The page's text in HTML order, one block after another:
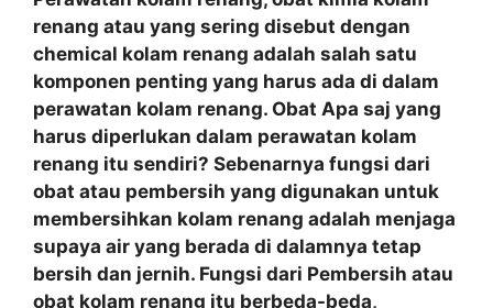
renang atau yang sering disebut dengan
chemical kolam renang adalah salah satu
komponen penting yang harus ada di dalam
perawatan kolam renang. Obat Apa saj yang
harus diperlukan dalam perawatan kolam
renang itu sendiri? Sebenarnya fungsi dari
obat atau pembersih yang digunakan untuk
membersihkan kolam renang adalah menjaga
supaya air yang berada di dalamnya tetap
bersih dan jernih. Fungsi dari Pembersih atau
obat kolam renang itu berbeda-beda,